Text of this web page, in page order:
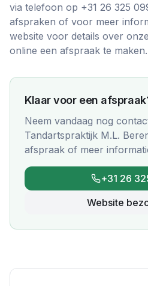
via telefoon op +31 26 325
afspraken of voor meer
website voor details over
online een afspraak te maken.
Klaar voor een
Neem vandaag nog
Tandartspraktijk M.L.
afspraak of meer
+31 26
Website